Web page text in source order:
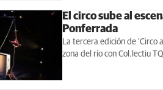
El circo sube al
Ponferrada
La tercera edición de 'Circo
zona del río con Col.lectiu